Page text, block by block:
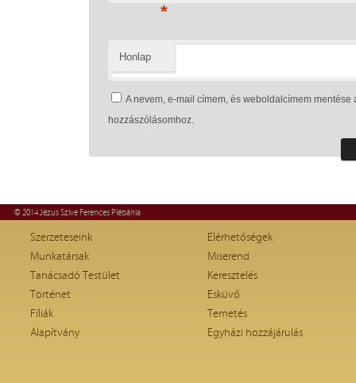
*
Honlap
A nevem, e-mail címem, és weboldalcímem
hozzászólásomhoz.
© 2014 Jézus Szíve Ferences Plébánia
Szerzeteseink
Munkatársak
Tanácsadó Testület
Történet
Fíliák
Alapítvány
Elérhetőségek
Miserend
Keresztelés
Esküvő
Temetés
Egyházi hozzájárulás